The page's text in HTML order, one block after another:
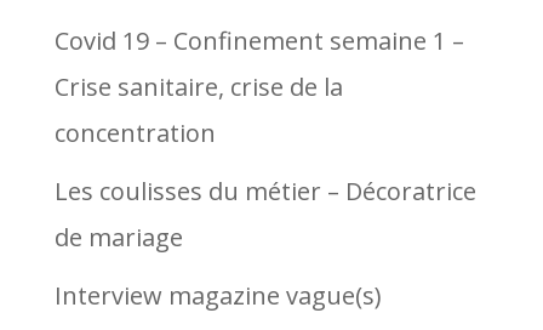
Covid 19 – Confinement semaine 1 –
Crise sanitaire, crise de la
concentration
Les coulisses du métier – Décoratrice
de mariage
Interview magazine vague(s)